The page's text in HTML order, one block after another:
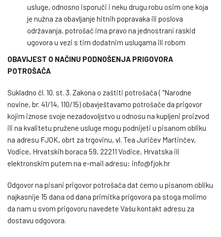
usluge, odnosno isporuči i neku drugu robu osim one koja
je nužna za obavljanje hitnih popravaka ili poslova
održavanja, potrošač ima pravo na jednostrani raskid
ugovora u vezi s tim dodatnim uslugama ili robom
OBAVIJEST O NAČINU PODNOŠENJA PRIGOVORA
POTROŠAČA
Sukladno čl. 10. st. 3. Zakona o zaštiti potrošača ( ''Narodne
novine, br. 41/14, 110/15) obavještavamo potrošače da prigovor
kojim iznose svoje nezadovoljstvo u odnosu na kupljeni proizvod
ili na kvalitetu pružene usluge mogu podnijeti u pisanom obliku
na adresu FJOK, obrt za trgovinu, vl. Tea Juričev Martinčev,
Vodice, Hrvatskih boraca 59, 22211 Vodice, Hrvatska ili
elektronskim putem na e-mail adresu: info@fjok.hr
Odgovor na pisani prigovor potrošača dat ćemo u pisanom obliku
najkasnije 15 dana od dana primitka prigovora pa stoga molimo
da nam u svom prigovoru navedete Vašu kontakt adresu za
dostavu odgovora.